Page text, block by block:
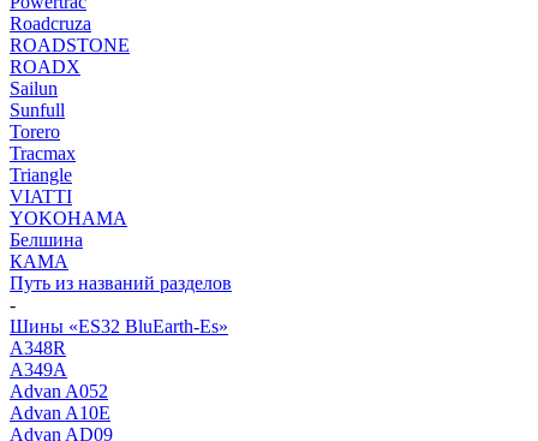
Roadcruza
ROADSTONE
ROADX
Sailun
Sunfull
Torero
Tracmax
Triangle
VIATTI
YOKOHAMA
Белшина
КАМА
Путь из названий разделов
-
Шины «ES32 BluEarth-Es»
A348R
A349A
Advan A052
Advan A10E
Advan AD09